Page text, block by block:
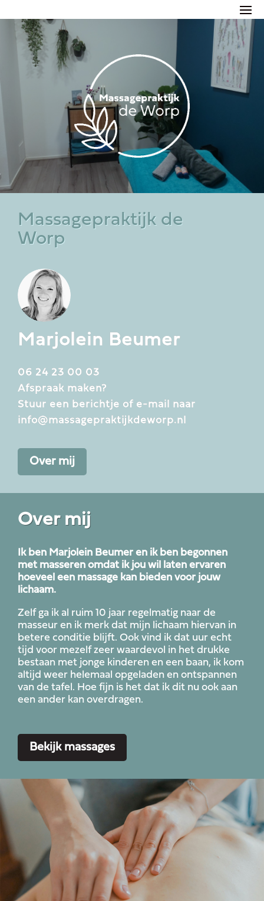
Massagepraktijk de
Worp
Marjolein Beumer
06 24 23 00 03
Afspraak maken?
Stuur een berichtje of e-mail naar
info@massagepraktijkdeworp.nl
Over mij
Over mij
Ik ben Marjolein Beumer en ik ben begonnen
met masseren omdat ik jou wil laten ervaren
hoeveel een massage kan bieden voor jouw
lichaam.
Zelf ga ik al ruim 10 jaar regelmatig naar de
masseur en ik merk dat mijn lichaam hiervan in
betere conditie blijft. Ook vind ik dat uur echt
tijd voor mezelf zeer waardevol in het drukke
bestaan met jonge kinderen en een baan, ik kom
altijd weer helemaal opgeladen en ontspannen
van de tafel. Hoe fijn is het dat ik dit nu ook aan
een ander kan overdragen.
Bekijk massages